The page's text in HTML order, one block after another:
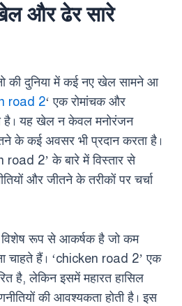
और ढेर सारे
दुनिया में कई नए खेल सामने आ
road 2‘ एक रोमांचक और
है। यह खेल न केवल मनोरंजन
के कई अवसर भी प्रदान करता है।
2’ के बारे में विस्तार से
और जीतने के तरीकों पर चर्चा
रूप से आकर्षक है जो कम
चाहते हैं। ‘chicken road 2’ एक
है, लेकिन इसमें महारत हासिल
की आवश्यकता होती है। इस